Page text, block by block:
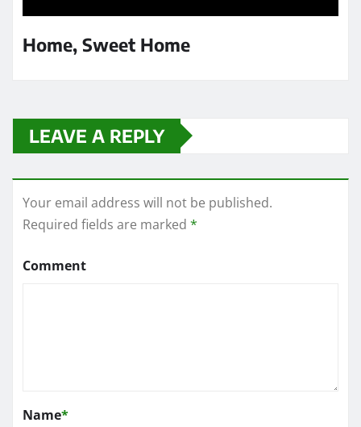
Home, Sweet Home
LEAVE A REPLY
Your email address will not be published.
Required fields are marked *
Comment
Name*